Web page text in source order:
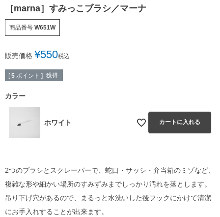
［marna］すみっこブラシ／マーナ
商品番号 W651W
販売価格 ¥550税込
[ 5 ポイント ] 獲得
カラー
ホワイト カートに入れる
2つのブラシとスクレーパーで、蛇口・サッシ・弁当箱のミゾなど、
複雑な形や細かい場所のすみずみまでしっかり汚れを落とします。
吊り下げ穴があるので、まるっと水洗いした後フックにかけて清潔
にお手入れすることが出来ます。